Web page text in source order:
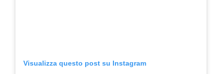
Visualizza questo post su Instagram